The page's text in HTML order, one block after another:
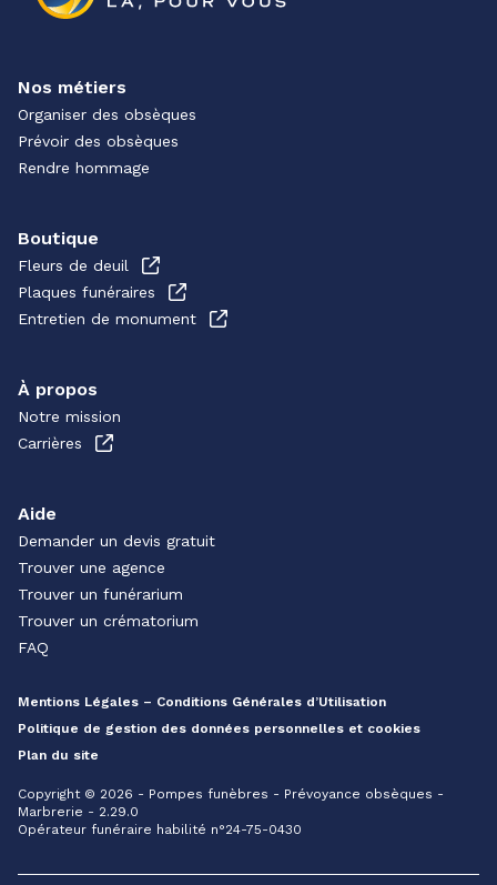
Nos métiers
Organiser des obsèques
Prévoir des obsèques
Rendre hommage
Boutique
Fleurs de deuil
Plaques funéraires
Entretien de monument
À propos
Notre mission
Carrières
Aide
Demander un devis gratuit
Trouver une agence
Trouver un funérarium
Trouver un crématorium
FAQ
Mentions Légales – Conditions Générales d’Utilisation
Politique de gestion des données personnelles et cookies
Plan du site
Copyright © 2026 - Pompes funèbres - Prévoyance obsèques -
Marbrerie - 2.29.0
Opérateur funéraire habilité n°24-75-0430